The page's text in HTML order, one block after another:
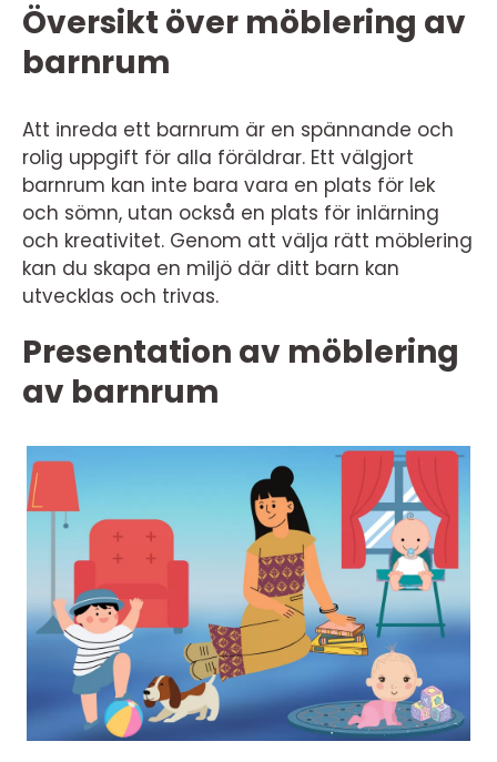
Översikt över möblering av
barnrum
Att inreda ett barnrum är en spännande och
rolig uppgift för alla föräldrar. Ett välgjort
barnrum kan inte bara vara en plats för lek
och sömn, utan också en plats för inlärning
och kreativitet. Genom att välja rätt möblering
kan du skapa en miljö där ditt barn kan
utvecklas och trivas.
Presentation av möblering
av barnrum